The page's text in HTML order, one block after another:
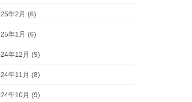
年2月 (6)
年1月 (6)
年12月 (9)
年11月 (8)
年10月 (9)